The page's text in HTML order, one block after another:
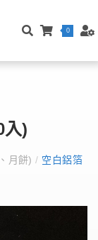
0
入)
月餅)/ 空白鋁箔